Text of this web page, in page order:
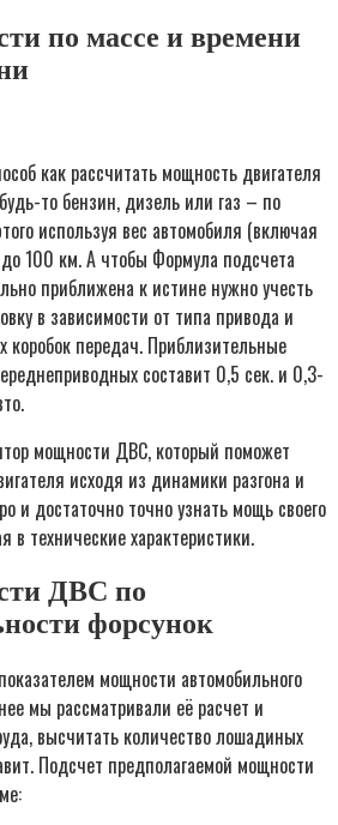
по массе и времени
как рассчитать мощность двигателя
то бензин, дизель или газ – по
используя вес автомобиля (включая
100 км. А чтобы Формула подсчета
приближена к истине нужно учесть
в зависимости от типа привода и
коробок передач. Приблизительные
составит 0,5 сек. и 0,3-
мощности ДВС, который поможет
исходя из динамики разгона и
и достаточно точно узнать мощь своего
в технические характеристики.
ДВС по
форсунок
мощности автомобильного
мы рассматривали её расчет и
высчитать количество лошадиных
Подсчет предполагаемой мощности